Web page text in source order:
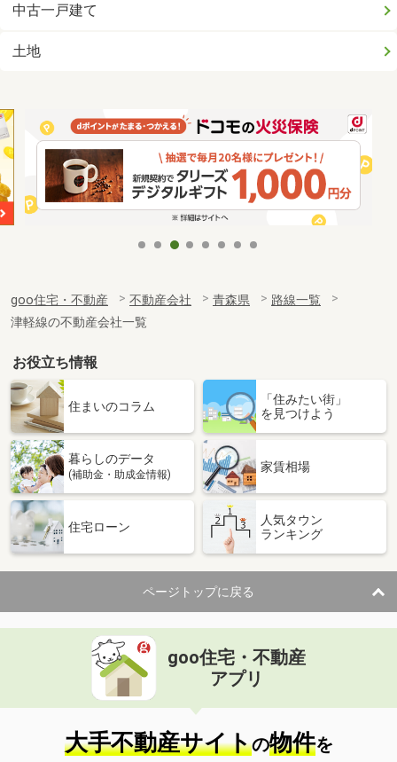
中古一戸建て
土地
goo住宅・不動産 不動産会社 青森県
路線一覧
津軽線の不動産会社一覧
お役立ち情報
住まいのコラム
「住みたい街」
を見つけよう
暮らしのデータ
(補助金・助成金情報)
家賃相場
住宅ローン
人気タウン
ランキング
ページトップに戻る
goo住宅・不動産
アプリ
大手不動産サイトの物件を